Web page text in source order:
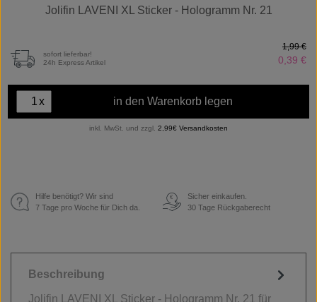
Jolifin LAVENI XL Sticker - Hologramm Nr. 21
sofort lieferbar!
24h Express Artikel
0,39 €
1,99 €
x in den Warenkorb legen
inkl. MwSt. und zzgl. 2,99€ Versandkosten
Hilfe benötigt? Wir sind
7 Tage pro Woche für Dich da.
€
Sicher einkaufen.
30 Tage Rückgaberecht
Beschreibung
Jolifin LAVENI XL Sticker - Hologramm Nr. 21 für